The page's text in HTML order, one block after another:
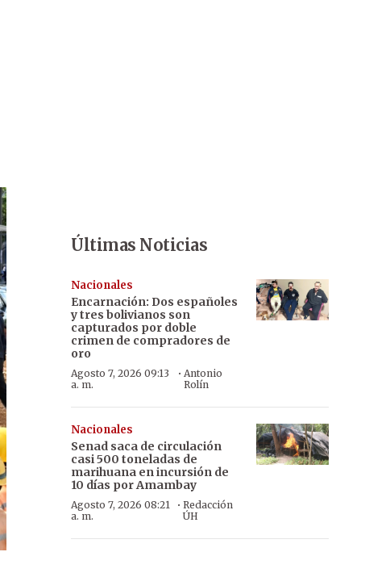
Últimas Noticias
Nacionales
Encarnación: Dos españoles
y tres bolivianos son
capturados por doble
crimen de compradores de
oro
Agosto 7, 2026 09:13
a. m.
·Antonio
Rolín
Nacionales
Senad saca de circulación
casi 500 toneladas de
marihuana en incursión de
10 días por Amambay
Agosto 7, 2026 08:21
a. m.
·Redacción
ÚH